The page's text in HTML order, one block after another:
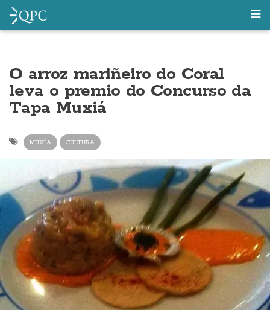
O arroz mariñeiro do Coral
leva o premio do Concurso da
Tapa Muxiá
MUXÍA CULTURA